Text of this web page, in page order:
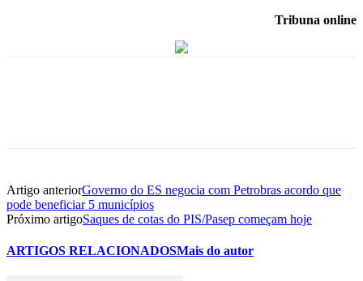
Tribuna online
Artigo anteriorGoverno do ES negocia com Petrobras acordo que
pode beneficiar 5 municípios
Próximo artigoSaques de cotas do PIS/Pasep começam hoje
ARTIGOS RELACIONADOSMais do autor